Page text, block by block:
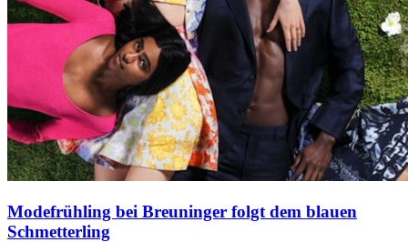
Modefrühling bei Breuninger folgt dem blauen
Schmetterling